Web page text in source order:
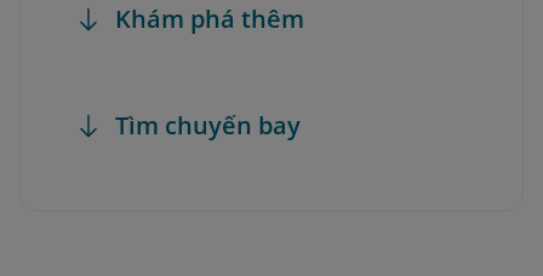
Khám phá thêm
Tìm chuyến bay